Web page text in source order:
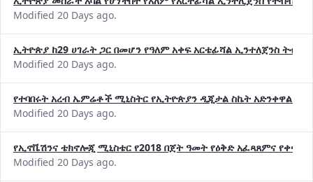
Modified 20 Days ago.
ኢትዮጵያ ከ29 ሀገራት ጋር በመሆን የዓለም አቀፍ አርቴፊሻል ኢንተለጀንስ
Modified 20 Days ago.
የተባበሩት አረብ ኤምሬቶች ሚኒስትር የኢትዮጵያን ዲጂታል ስኬት አድንቀዋል
Modified 20 Days ago.
የኢኖቬሽንና ቴክኖሎጂ ሚኒስቴር የ2018 በጀት ዓመት የዕቅድ አፈጻጸምና
Modified 20 Days ago.